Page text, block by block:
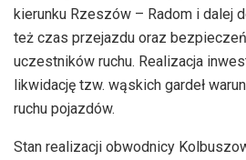
kierunku Rzeszów – Radom i dalej
też czas przejazdu oraz
uczestników ruchu. Realizacja
likwidację tzw. wąskich gardeł
ruchu pojazdów.
Stan realizacji obwodnicy